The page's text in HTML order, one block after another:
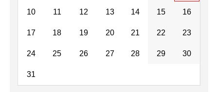
10 11 12 13 14 15 16
17 18 19 20 21 22 23
24 25 26 27 28 29 30
31